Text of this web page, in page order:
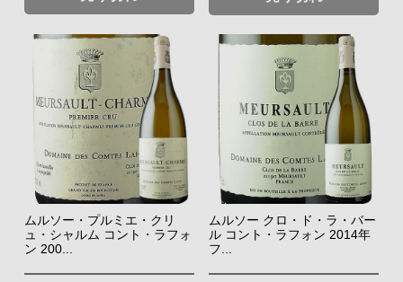
ムルソー・プルミエ・クリ
ュ・シャルム コント・ラフォ
ン 200...
ムルソー クロ・ド・ラ・バー
ル コント・ラフォン 2014年
フ...